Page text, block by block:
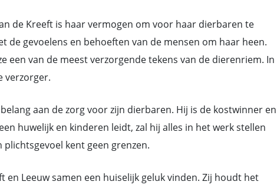
de Kreeft is haar vermogen om voor haar dierbaren te
de gevoelens en behoeften van de mensen om haar heen.
een van de meest verzorgende tekens van de dierenriem. In
verzorger.
aan de zorg voor zijn dierbaren. Hij is de kostwinner en
huwelijk en kinderen leidt, zal hij alles in het werk stellen
kent geen grenzen.
en Leeuw samen een huiselijk geluk vinden. Zij houdt het